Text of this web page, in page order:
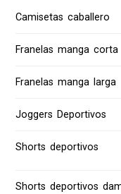
Camisetas caballero
Franelas manga corta
Franelas manga larga
Joggers Deportivos
Shorts deportivos
Shorts deportivos